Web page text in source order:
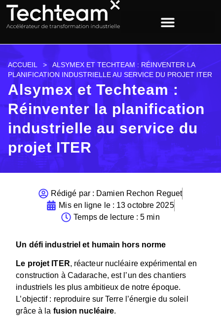
ACCUEIL> ALSYMEX ET TECHTEAM : RÉINVENTER LA
PLANIFICATION INDUSTRIELLE AU SERVICE DU PROJET ITER
Alsymex et Techteam :
Réinventer la planification
industrielle au service du
projet ITER
Rédigé par : Damien Rechon Reguet
Mis en ligne le : 13 octobre 2025
Temps de lecture : 5 min
Un défi industriel et humain hors norme
Le projet ITER, réacteur nucléaire expérimental en
construction à Cadarache, est l’un des chantiers
industriels les plus ambitieux de notre époque.
L’objectif : reproduire sur Terre l’énergie du soleil
grâce à la fusion nucléaire.